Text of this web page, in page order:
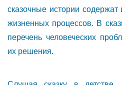
сказочные истории
жизненных процессов. В
перечень человеческих
их решения.